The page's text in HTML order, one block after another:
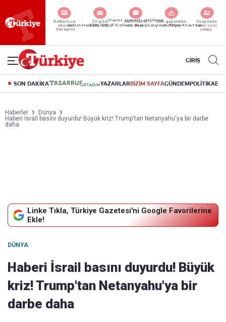
Yeni nesil dijital
abonelik 19 TL’den başlayan fiyatlarla.
GİRİŞ
SON DAKİKA YAZARLARBİZİM SAYFAGÜNDEMPOLİTİKA
Haberler
Dünya
Haberi İsrail basını duyurdu! Büyük kriz! Trump'tan Netanyahu'ya bir darbe
daha
Linke Tıkla, Türkiye Gazetesi'ni Google Favorilerine
Ekle!
DÜNYA
Haberi İsrail basını duyurdu! Büyük
kriz! Trump'tan Netanyahu'ya bir
darbe daha